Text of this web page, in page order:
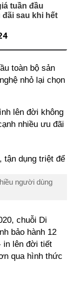
tuần đầu
sau khi hết
toàn bộ sản
nhỏ lại chọn
lên đời không
nhiều ưu đãi
người dùng
chuỗi Di
bảo hành 12
in lên đời tiết
qua hình thức